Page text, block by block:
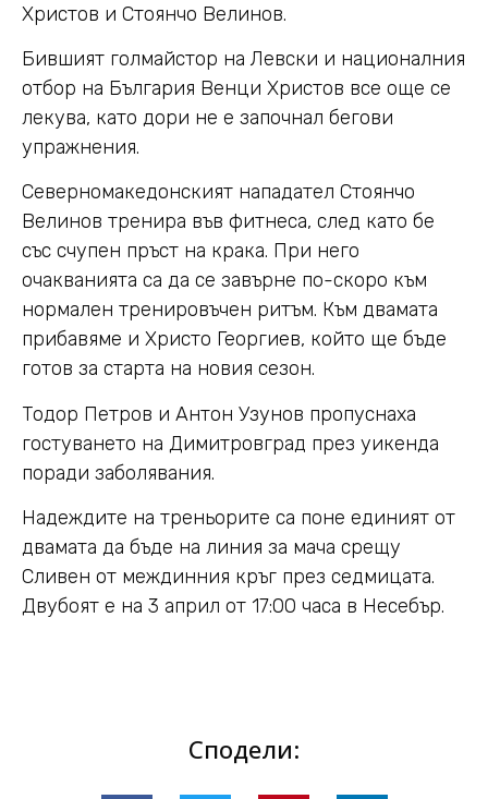
Христов и Стоянчо Велинов.
Бившият голмайстор на Левски и националния
отбор на България Венци Христов все още се
лекува, като дори не е започнал бегови
упражнения.
Северномакедонският нападател Стоянчо
Велинов тренира във фитнеса, след като бе
със счупен пръст на крака. При него
очакванията са да се завърне по-скоро към
нормален тренировъчен ритъм. Към двамата
прибавяме и Христо Георгиев, който ще бъде
готов за старта на новия сезон.
Тодор Петров и Антон Узунов пропуснаха
гостуването на Димитровград през уикенда
поради заболявания.
Надеждите на треньорите са поне единият от
двамата да бъде на линия за мача срещу
Сливен от междинния кръг през седмицата.
Двубоят е на 3 април от 17:00 часа в Несебър.
Сподели: